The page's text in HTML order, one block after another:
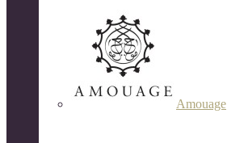
Amouage